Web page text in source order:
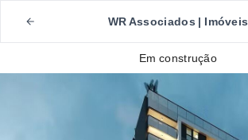
WR Associados | Imóveis
Em construção